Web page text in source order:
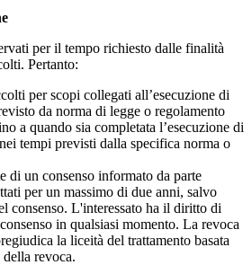
per il tempo richiesto dalle finalità
Pertanto:
per scopi collegati all’esecuzione di
da norma di legge o regolamento
a quando sia completata l’esecuzione di
tempi previsti dalla specifica norma o
di un consenso informato da parte
per un massimo di due anni, salvo
consenso. L'interessato ha il diritto di
in qualsiasi momento. La revoca
la liceità del trattamento basata
revoca.